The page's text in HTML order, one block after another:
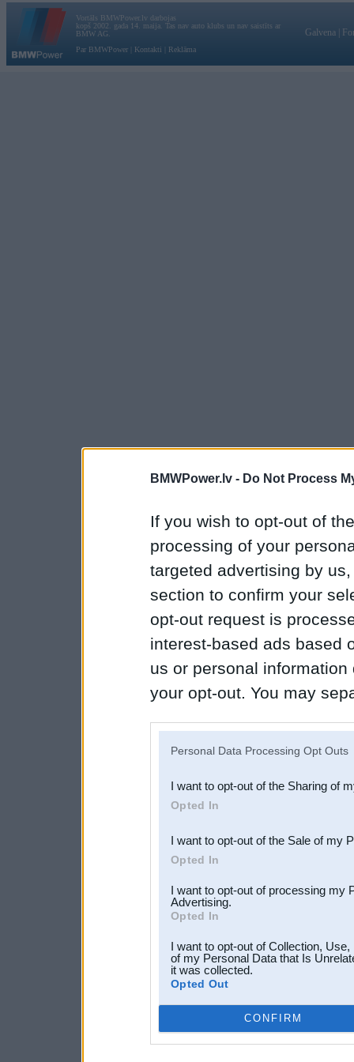
BMWPower.lv - Do Not Process
If you wish to opt-out of
processing of your
targeted advertising by
section to confirm your
opt-out request is
interest-based ads based
us or personal
your opt-out. You may
Downstream Participants
third parties.
Personal Data Processing Opt Outs
I want to opt-out of the Sharing of
Opted In
I want to opt-out of the Sale of my
Opted In
I want to opt-out of processing my
Advertising.
Opted In
I want to opt-out of Collection,
of my Personal Data that Is
it was collected.
Opted Out
CONFIRM
Vortāls BMWPower.lv darbojas
kopš 2002. gada 14. maija. Tas nav auto klubs un nav saistīts ar
BMW AG.
Par BMWPower
Kontakti Reklāma
Galvena